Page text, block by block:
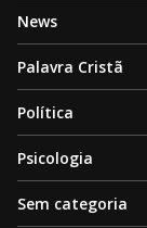
News
Palavra Cristã
Política
Psicologia
Sem categoria